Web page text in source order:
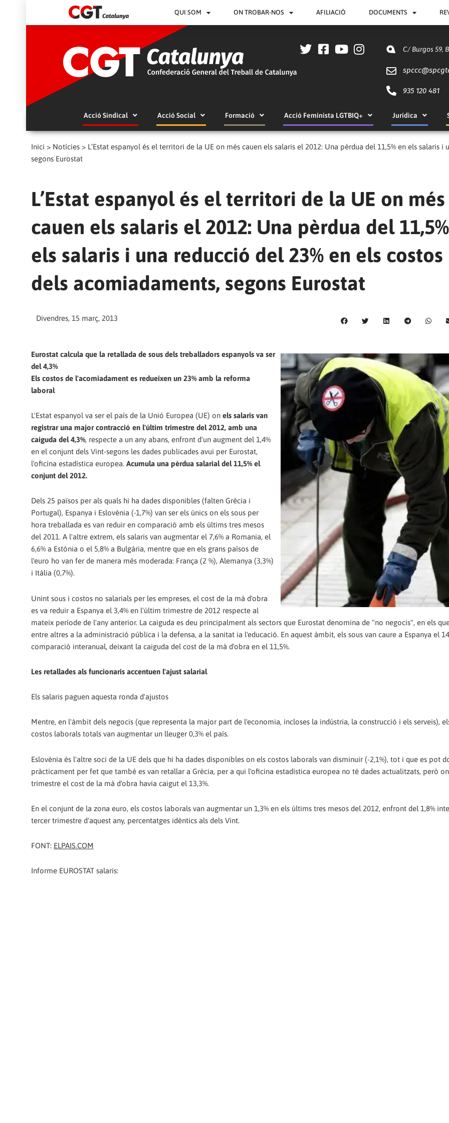
QUI SOM ON TROBAR-NOS AFILIACIÓ DOCUMENTS
C/ Burgos 59,
spccc@
935 120 481
Acció Sindical Acció Social Formació Acció Feminista LGTBIQ+ Jurídica
Inici > Notícies > L’Estat espanyol és el territori de la UE on més cauen els salaris el 2012: Una pèrdua del 11,5% en els salaris
segons Eurostat
L’Estat espanyol és el territori de la UE on més
cauen els salaris el 2012: Una pèrdua del
els salaris i una reducció del 23% en els costos
dels acomiadaments, segons Eurostat
Divendres, 15 març, 2013
Eurostat calcula que la retallada de sous dels treballadors espanyols va ser
del 4,3%
Els costos de l'acomiadament es redueixen un 23% amb la reforma
laboral
L'Estat espanyol va ser el país de la Unió Europea (UE) on els salaris van
registrar una major contracció en l'últim trimestre del 2012, amb una
caiguda del 4,3%, respecte a un any abans, enfront d'un augment del 1,4%
en el conjunt dels Vint-segons les dades publicades avui per Eurostat,
l'oficina estadística europea. Acumula una pèrdua salarial del 11,5% el
conjunt del 2012.
Dels 25 països per als quals hi ha dades disponibles (falten Grècia i
Portugal), Espanya i Eslovènia (-1,7%) van ser els únics on els sous per
hora treballada es van reduir en comparació amb els últims tres mesos
del 2011. A l'altre extrem, els salaris van augmentar el 7,6% a Romania, el
6,6% a Estònia o el 5,8% a Bulgària, mentre que en els grans països de
l'euro ho van fer de manera més moderada: França (2 %), Alemanya (3,3%)
i Itàlia (0,7%).
Unint sous i costos no salarials per les empreses, el cost de la mà d'obra
es va reduir a Espanya el 3,4% en l'últim trimestre de 2012 respecte al
mateix període de l'any anterior. La caiguda es deu principalment als sectors que Eurostat denomina de "no negocis", en els
entre altres a la administració pública i la defensa, a la sanitat ia l'educació. En aquest àmbit, els sous van caure a Espanya el
comparació interanual, deixant la caiguda del cost de la mà d'obra en el 11,5%.
Les retallades als funcionaris accentuen l'ajust salarial
Els salaris paguen aquesta ronda d'ajustos
Mentre, en l'àmbit dels negocis (que representa la major part de l'economia, incloses la indústria, la construcció i els serveis),
costos laborals totals van augmentar un lleuger 0,3% el país.
Eslovènia és l'altre soci de la UE dels que hi ha dades disponibles on els costos laborals van disminuir (-2,1%), tot i que es pot
pràcticament per fet que també es van retallar a Grècia, per a qui l'oficina estadística europea no té dades actualitzats, però
trimestre el cost de la mà d'obra havia caigut el 13,3%.
En el conjunt de la zona euro, els costos laborals van augmentar un 1,3% en els últims tres mesos del 2012, enfront del 1,8%
tercer trimestre d'aquest any, percentatges idèntics als dels Vint.
FONT: ELPAIS.COM
Informe EUROSTAT salaris: